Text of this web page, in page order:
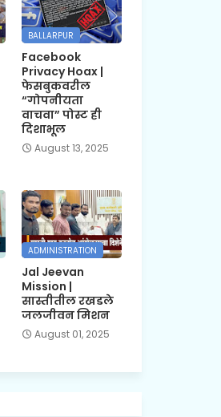
BALLARPUR
Facebook
Privacy Hoax |
फेसबुकवरील
“गोपनीयता
वाचवा” पोस्ट ही
दिशाभूल
August 13, 2025
ADMINISTRATION
Jal Jeevan
Mission |
सास्तीतील रखडले
जलजीवन मिशन
August 01, 2025